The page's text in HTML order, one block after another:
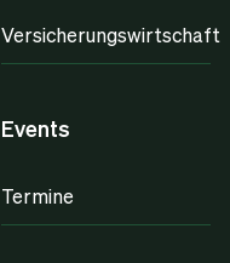
Versicherungswirtschaft
Events
Termine